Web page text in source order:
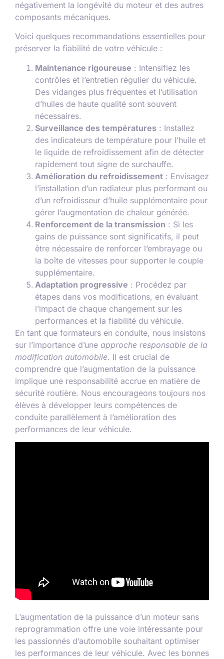
négativement la longévité du moteur et des autres
composants mécaniques.
Voici quelques recommandations essentielles pour
préserver la fiabilité de votre véhicule :
Maintenance rigoureuse : Intensifiez les
contrôles et l’entretien régulier du véhicule.
Des vidanges plus fréquentes et l’utilisation
d’huiles de haute qualité sont souvent
nécessaires.
Surveillance des températures : Installez
des indicateurs de température pour l’huile et
le liquide de refroidissement afin de détecter
rapidement tout signe de surchauffe.
Amélioration du refroidissement : Envisagez
l’installation d’un radiateur plus performant ou
d’un refroidisseur d’huile supplémentaire pour
gérer l’augmentation de chaleur générée.
Renforcement de la transmission : Si les
gains de puissance sont significatifs, il peut
être nécessaire de renforcer l’embrayage ou
la boîte de vitesses pour supporter le couple
supplémentaire.
Adaptation progressive : Procédez par
étapes dans vos modifications, en évaluant
l’impact de chaque changement sur les
performances et la fiabilité du véhicule.
En tant que formateurs en conduite, nous insistons
sur l’importance d’une approche responsable de la
modification automobile. Il est crucial de
comprendre que l’augmentation de la puissance
implique une responsabilité accrue en matière de
sécurité routière. Nous encourageons toujours nos
élèves à développer leurs compétences de
conduite parallèlement à l’amélioration des
performances de leur véhicule.
L’augmentation de la puissance d’un moteur sans
reprogrammation offre une voie intéressante pour
les passionnés d’automobile souhaitant optimiser
les performances de leur véhicule. Avec les bonnes